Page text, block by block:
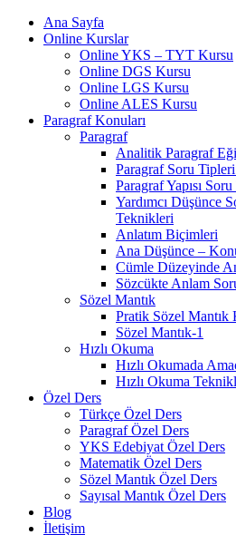
Ana Sayfa
Online Kurslar
Online YKS – TYT Kursu
Online DGS Kursu
Online LGS Kursu
Online ALES Kursu
Paragraf Konuları
Paragraf
Analitik Paragraf
Paragraf Soru
Paragraf Yapısı
Yardımcı Düşünce
Teknikleri
Anlatım Biçimleri
Ana Düşünce –
Cümle Düzeyinde
Sözcükte Anlam
Sözel Mantık
Pratik Sözel Mantık
Sözel Mantık-1
Hızlı Okuma
Hızlı Okumada
Hızlı Okuma
Özel Ders
Türkçe Özel Ders
Paragraf Özel Ders
YKS Edebiyat Özel Ders
Matematik Özel Ders
Sözel Mantık Özel Ders
Sayısal Mantık Özel Ders
Blog
İletişim